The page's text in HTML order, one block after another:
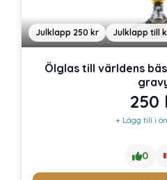
Julklapp 250 kr Julklapp till
Ölglas till världens
250
+ Lägg till i
0